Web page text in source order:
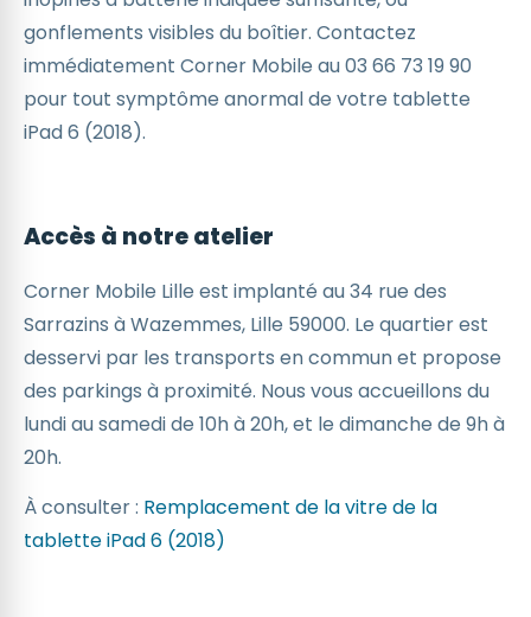
gonflements visibles du boîtier. Contactez
immédiatement Corner Mobile au 03 66 73 19 90
pour tout symptôme anormal de votre tablette
iPad 6 (2018).
Accès à notre atelier
Corner Mobile Lille est implanté au 34 rue des
Sarrazins à Wazemmes, Lille 59000. Le quartier est
desservi par les transports en commun et propose
des parkings à proximité. Nous vous accueillons du
lundi au samedi de 10h à 20h, et le dimanche de 9h à
20h.
À consulter : Remplacement de la vitre de la
tablette iPad 6 (2018)